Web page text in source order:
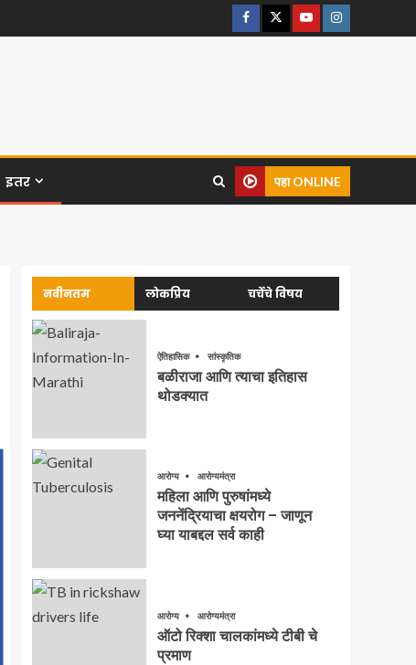
इतर पहा ONLINE
नवीनतम लोकप्रिय चर्चेचे विषय
ऐतिहासिक सांस्कृतिक
बळीराजा आणि त्याचा इतिहास
थोडक्यात
आरोग्य आरोग्यमंत्रा
महिला आणि पुरुषांमध्ये
जननेंद्रियाचा क्षयरोग – जाणून
घ्या याबद्दल सर्व काही
आरोग्य आरोग्यमंत्रा
ऑटो रिक्शा चालकांमध्ये टीबी चे
प्रमाण